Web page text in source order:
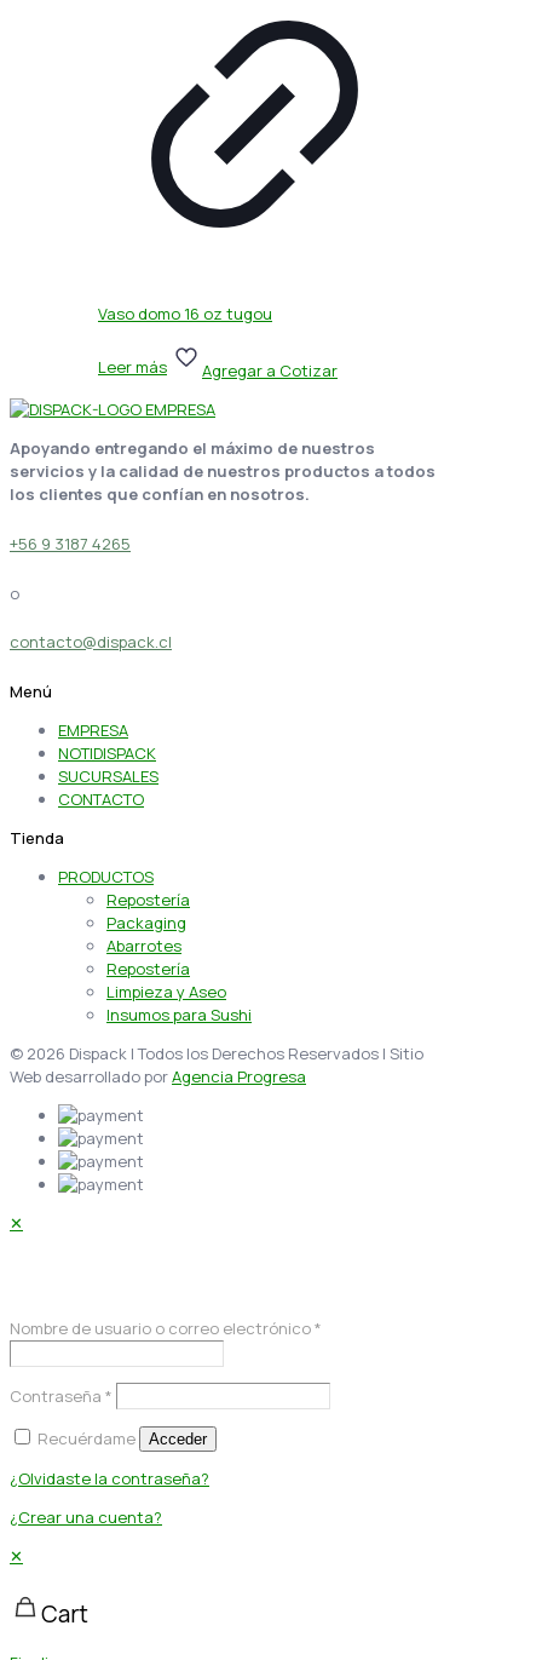
Vaso domo 16 oz tugou
Leer más Agregar a Cotizar
Apoyando entregando el máximo de nuestros
servicios y la calidad de nuestros productos a todos
los clientes que confían en nosotros.
+56 9 3187 4265
o
contacto@dispack.cl
Menú
EMPRESA
NOTIDISPACK
SUCURSALES
CONTACTO
Tienda
PRODUCTOS
Repostería
Packaging
Abarrotes
Repostería
Limpieza y Aseo
Insumos para Sushi
© 2026 Dispack | Todos los Derechos Reservados | Sitio
Web desarrollado porAgencia Progresa
✕
Nombre de usuario o correo electrónico*
Contraseña *
Recuérdame
Acceder
¿Olvidaste la contraseña?
¿Crear una cuenta?
✕
Cart